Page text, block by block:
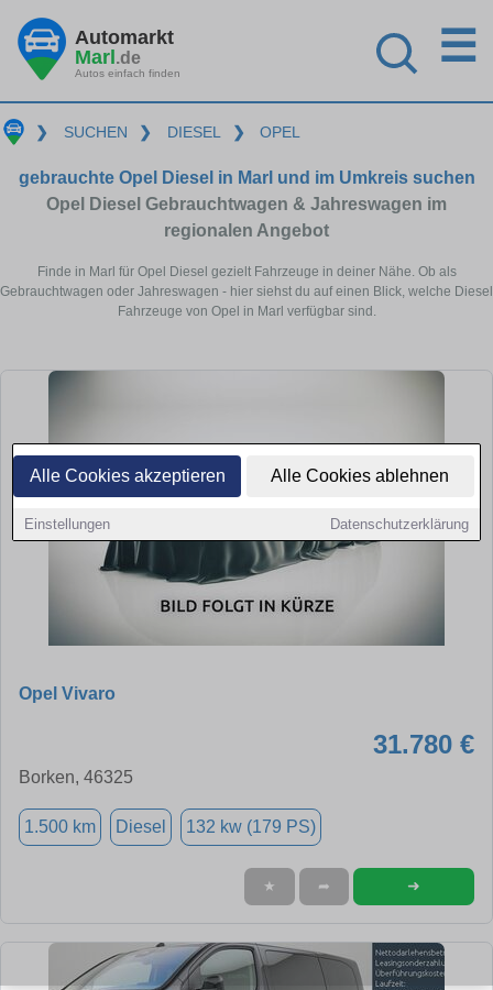
Alle Cookies akzeptieren Alle Cookies ablehnen
Einstellungen Datenschutzerklärung
Automarkt
Marl.de
Autos einfach finden
☰
❯ SUCHEN ❯ DIESEL ❯ OPEL
gebrauchte Opel Diesel in Marl und im Umkreis suchen
Opel Diesel Gebrauchtwagen & Jahreswagen im
regionalen Angebot
Finde in Marl für Opel Diesel gezielt Fahrzeuge in deiner Nähe. Ob als
Gebrauchtwagen oder Jahreswagen - hier siehst du auf einen Blick, welche Diesel
Fahrzeuge von Opel in Marl verfügbar sind.
Opel Vivaro
31.780 €
Borken, 46325
1.500 km Diesel 132 kw (179 PS)
★ ➦ ➜